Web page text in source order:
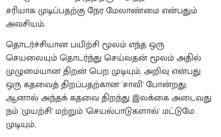
சரியாக முடிப்பதற்கு நேர மேலாண்மை என்பதும்
அவசியம்.
தொடர்ச்சியான பயிற்சி மூலம் எந்த ஒரு
செயலையும் தொடர்ந்து செய்வதன் மூலம் அதில்
முழுமையான திறன் பெற முடியும். அறிவு என்பது
ஒரு கதவைத் திறப்பதற்கான 'சாவி' போன்றது.
ஆனால் அந்தக் கதவை திறந்து இலக்கை அடைவது
நம் 'முயற்சி' மற்றும் 'செயல்பாடுகளால்' மட்டுமே
முடியும்.